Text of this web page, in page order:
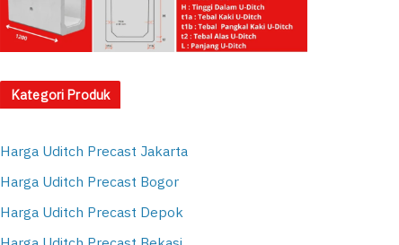
Kategori Produk
Harga Uditch Precast Jakarta
Harga Uditch Precast Bogor
Harga Uditch Precast Depok